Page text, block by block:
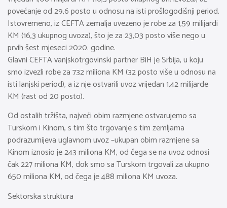
povećanje od 29,6 posto u odnosu na isti prošlogodišnji period.
Istovremeno, iz CEFTA zemalja uvezeno je robe za 1,59 milijardi
KM (16,3 ukupnog uvoza), što je za 23,03 posto više nego u
prvih šest mjeseci 2020. godine.
Glavni CEFTA vanjskotrgovinski partner BiH je Srbija, u koju
smo izvezli robe za 732 miliona KM (32 posto više u odnosu na
isti lanjski period), a iz nje ostvarili uvoz vrijedan 1,42 milijarde
KM (rast od 20 posto).
Od ostalih tržišta, najveći obim razmjene ostvarujemo sa
Turskom i Kinom, s tim što trgovanje s tim zemljama
podrazumijeva uglavnom uvoz –ukupan obim razmjene sa
Kinom iznosio je 243 miliona KM, od čega se na uvoz odnosi
čak 227 miliona KM, dok smo sa Turskom trgovali za ukupno
650 miliona KM, od čega je 488 miliona KM uvoza.
Sektorska struktura